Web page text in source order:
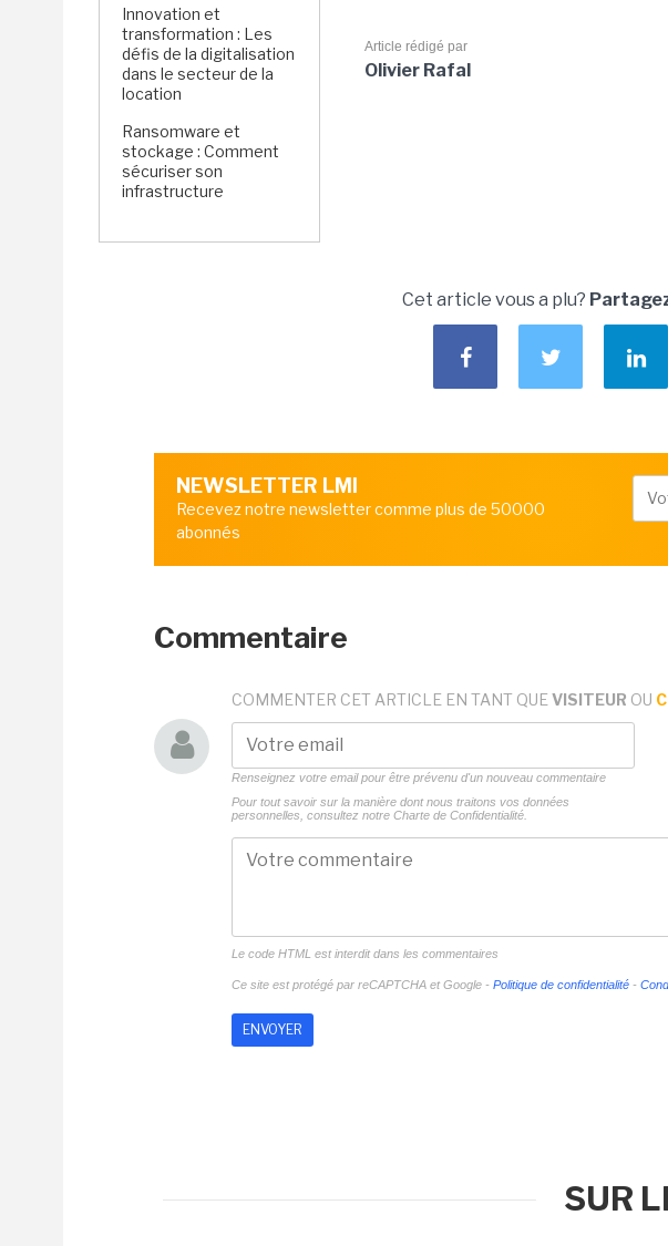
Innovation et
transformation : Les
défis de la digitalisation
dans le secteur de la
location
Ransomware et
stockage : Comment
sécuriser son
infrastructure
Article rédigé par
Olivier Rafal
Cet article vous a plu?
NEWSLETTER LMI
Recevez notre newsletter comme plus de 50000
abonnés
Commentaire
COMMENTER CET ARTICLE EN TANT QUE VISITEUR OU
Renseignez votre email pour être prévenu d'un nouveau commentaire
Pour tout savoir sur la manière dont nous traitons vos données
personnelles, consultez notre Charte de Confidentialité.
Le code HTML est interdit dans les commentaires
Ce site est protégé par reCAPTCHA et Google - Politique de confidentialité -
SUR